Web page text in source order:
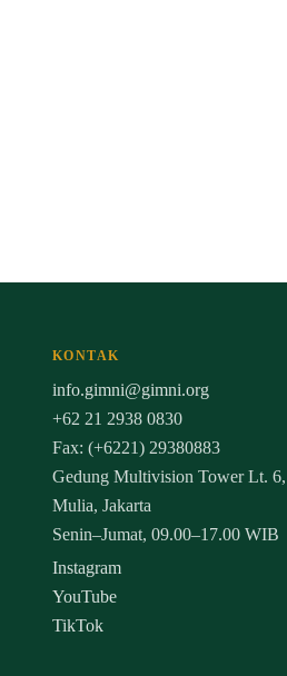
KONTAK
info.gimni@gimni.org
+62 21 2938 0830
Fax: (+6221) 29380883
Gedung Multivision Tower Lt.
Mulia, Jakarta
Senin–Jumat, 09.00–17.00 WIB
Instagram
YouTube
TikTok